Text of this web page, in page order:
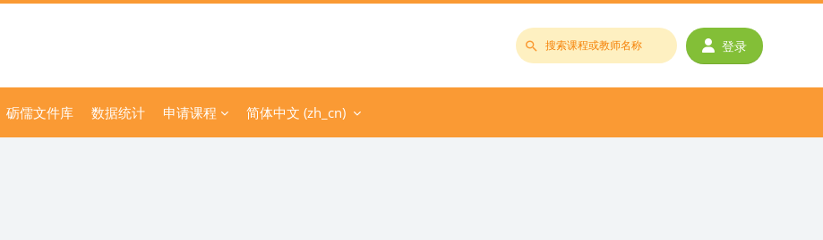
搜
登录
砺儒文件库 数据统计 申请课程 简体中文 ‎(zh_cn)‎